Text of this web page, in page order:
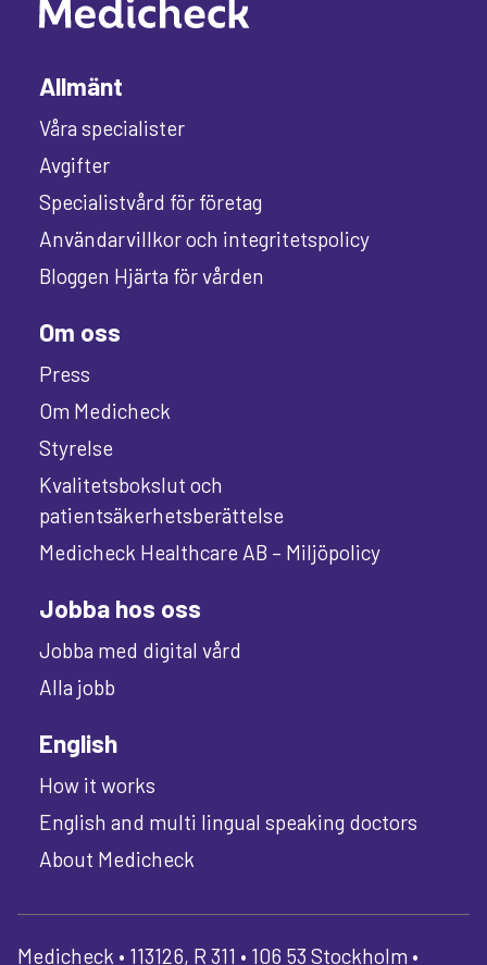
Allmänt
Våra specialister
Avgifter
Specialistvård för företag
Användarvillkor och integritetspolicy
Bloggen Hjärta för vården
Om oss
Press
Om Medicheck
Styrelse
Kvalitetsbokslut och
patientsäkerhetsberättelse
Medicheck Healthcare AB – Miljöpolicy
Jobba hos oss
Jobba med digital vård
Alla jobb
English
How it works
English and multi lingual speaking doctors
About Medicheck
Medicheck • 113126, R 311 • 106 53 Stockholm •